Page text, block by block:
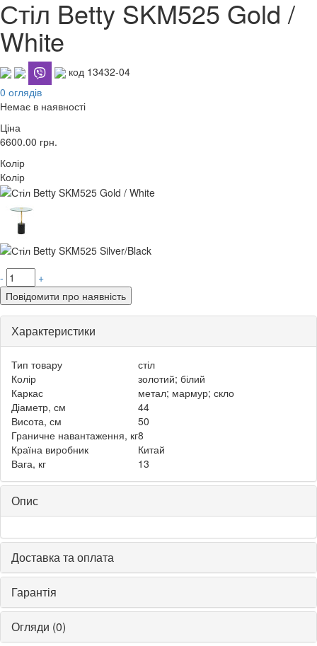
Стіл Betty SKM525 Gold /
White
код 13432-04
0 оглядів
Немає в наявності
Ціна
6600.00 грн.
Колір
Колір
-
+
Повідомити про наявність
Характеристики
Тип товару
стіл
Колір
золотий; білий
Каркас
метал; мармур; скло
Діаметр, см
44
Висота, см
50
Граничне навантаження, кг8
Країна виробник
Китай
Вага, кг
13
Опис
Доставка та оплата
Гарантія
Огляди (0)